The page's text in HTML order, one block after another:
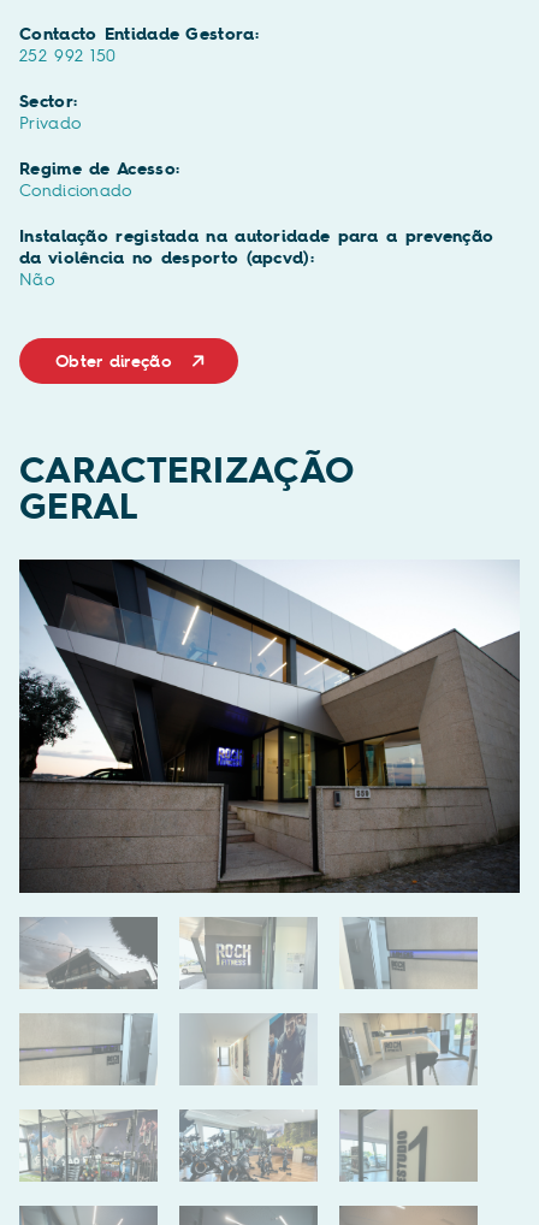
Contacto Entidade Gestora:
252 992 150
Sector:
Privado
Regime de Acesso:
Condicionado
Instalação registada na autoridade para a prevenção
da violência no desporto (apcvd):
Não
Obter direção
CARACTERIZAÇÃO
GERAL